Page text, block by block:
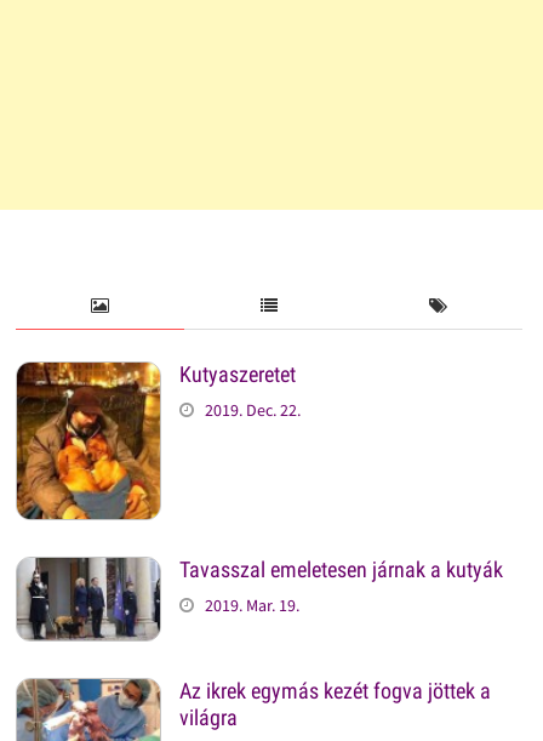
Kutyaszeretet
2019. Dec. 22.
Tavasszal emeletesen járnak a kutyák
2019. Mar. 19.
Az ikrek egymás kezét fogva jöttek a
világra